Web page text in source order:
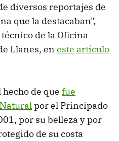
diversos reportajes de
que la destacaban",
de la Oficina
Llanes, en este artículo
de que fue
por el Principado
por su belleza y por
de su costa